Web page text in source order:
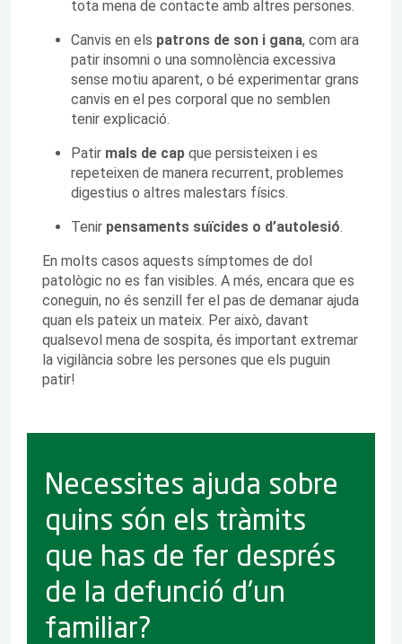
tota mena de contacte amb altres persones.
Canvis en els patrons de son i gana, com ara
patir insomni o una somnolència excessiva
sense motiu aparent, o bé experimentar grans
canvis en el pes corporal que no semblen
tenir explicació.
Patir mals de cap que persisteixen i es
repeteixen de manera recurrent, problemes
digestius o altres malestars físics.
Tenir pensaments suïcides o d’autolesió.
En molts casos aquests símptomes de dol
patològic no es fan visibles. A més, encara que es
coneguin, no és senzill fer el pas de demanar ajuda
quan els pateix un mateix. Per això, davant
qualsevol mena de sospita, és important extremar
la vigilància sobre les persones que els puguin
patir!
Necessites ajuda sobre
quins són els tràmits
que has de fer després
de la defunció d'un
familiar?